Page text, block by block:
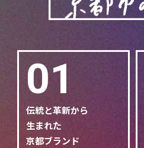
01
伝統と革新から
生まれた
京都ブランド